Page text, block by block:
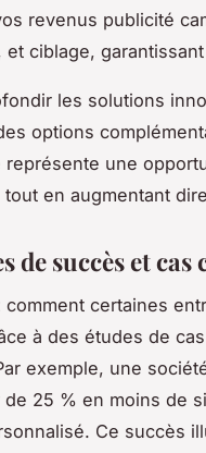
revenus publicité
ciblage,
les solutions
options
représente une
tout en augmentant
de succès et
comment certaines
à des études de
exemple, une
de 25 % en moins de
Ce succès